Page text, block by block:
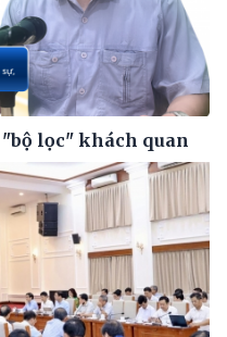
lọc" khách quan